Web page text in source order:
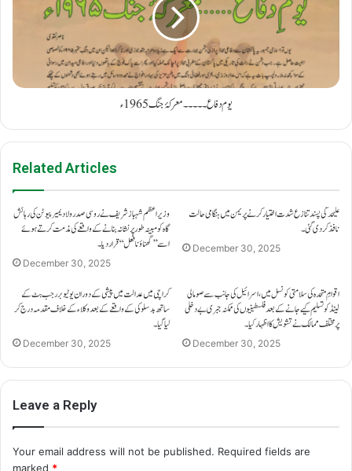
یوم دفاع ۔۔۔۔۔ معرکۂ جنگ 1965 ء
Related Articles
وزیراعظم شہباز شریف نے روسی صدر ولادیمیر پیوٹن کی رہائش
گاہ کو مبینہ طور پر نشانہ بنانے کے واقعے کی مذمت کرتے ہوئے
اسے ’’گھناؤنا فعل‘‘ قرار دیا۔
December 30, 2025
علیحدگی پسند تنازع شدت اختیار کرنے پر یمن میں ہنگامی حالت
نافذ کر دی گئی۔
December 30, 2025
کراچی میں عدالت میں پیشی کے دوران یوٹیوبر رجب بٹ کے
ساتھ بدسلوکی کے واقعے کے بعد وکلاء کے خلاف مقدمہ درج کر
لیا گیا۔
December 30, 2025
اقوامِ متحدہ کی سلامتی کونسل میں، اسرائیل کی جانب سے صومالی
لینڈ کو تسلیم کیے جانے کے بعد فلسطینیوں کی ممکنہ جبری بے دخلی
پر مختلف ممالک نے تشویش کا اظہار کیا۔
December 30, 2025
Leave a Reply
Your email address will not be published. Required fields are
marked *